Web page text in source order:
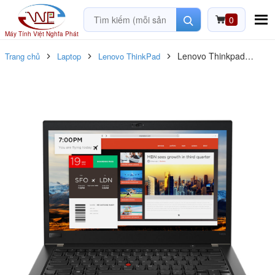
Máy Tính Việt Nghĩa Phát
0
Trang chủ Laptop Lenovo ThinkPad
Lenovo Thinkpad